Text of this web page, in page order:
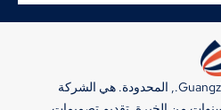
Guangzhou Changhong Garment Co., المحدودة. هي الشركة